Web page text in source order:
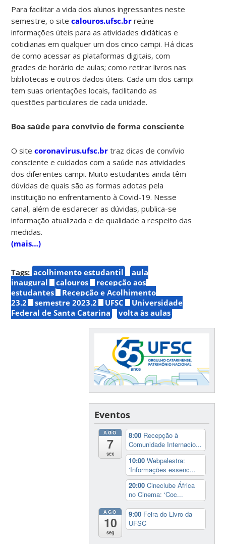
Para facilitar a vida dos alunos ingressantes neste
semestre, o sitecalouros.ufsc.br reúne
informações úteis para as atividades didáticas e
cotidianas em qualquer um dos cinco campi. Há dicas
de como acessar as plataformas digitais, com
grades de horário de aulas; como retirar livros nas
bibliotecas e outros dados úteis. Cada um dos campi
tem suas orientações locais, facilitando as
questões particulares de cada unidade.
Boa saúde para convívio de forma consciente
O sitecoronavirus.ufsc.br traz dicas de convívio
consciente e cuidados com a saúde nas atividades
dos diferentes campi. Muito estudantes ainda têm
dúvidas de quais são as formas adotas pela
instituição no enfrentamento à Covid-19. Nesse
canal, além de esclarecer as dúvidas, publica-se
informação atualizada e de qualidade a respeito das
medidas.
(mais…)
Tags: acolhimento estudantil
aula
inaugural
calouros
recepção aos
estudantes
Recepção e Acolhimento
23.2
semestre 2023.2 UFSC
Universidade
Federal de Santa Catarina
volta às aulas
Eventos
AGO
7
sex
8:00 Recepção à
Comunidade Internacio...
10:00Webpalestra:
‘Informações essenc...
20:00Cineclube África
no Cinema: ‘Coc...
AGO
10
seg
9:00 Feira do Livro da
UFSC